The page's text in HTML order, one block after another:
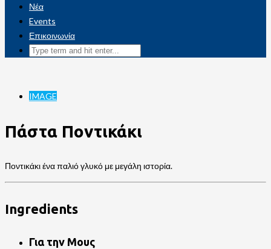
Νέα
Events
Επικοινωνία
IMAGE
Πάστα Ποντικάκι
Ποντικάκι ένα παλιό γλυκό με μεγάλη ιστορία.
Ingredients
Για την Μους